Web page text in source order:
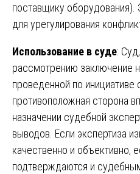
поставщику оборудования).
для урегулирования
Использование в суде:
рассмотрению заключение
проведенной по
противоположная сторона
назначении судебной
выводов. Если экспертиза
качественно и объективно,
подтверждаются и